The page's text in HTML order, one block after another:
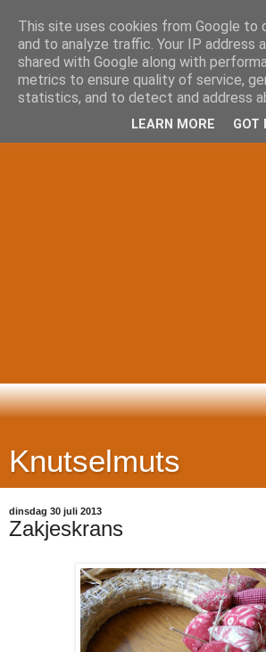
Knutselmuts
dinsdag 30 juli 2013
Zakjeskrans
This site uses cookies from Google to
and to analyze traffic. Your IP address
shared with Google along with
metrics to ensure quality of service,
statistics, and to detect and address
LEARN MORE GOT